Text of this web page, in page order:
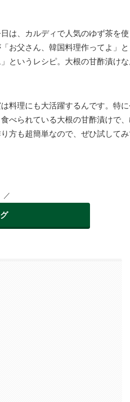
は、カルディで人気のゆず茶を
お父さん、韓国料理作ってよ」と
というレシピ。大根の甘酢漬け
料理にも大活躍するんです。特
べられている大根の甘酢漬けで
方も超簡単なので、ぜひ試して
／